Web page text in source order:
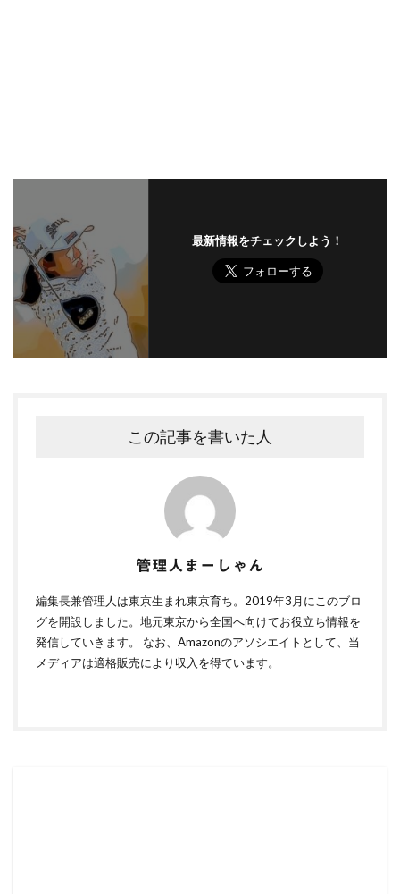
最新情報をチェックしよう！
この記事を書いた人
管理人まーしゃん
編集長兼管理人は東京生まれ東京育ち。2019年3月にこのブロ
グを開設しました。地元東京から全国へ向けてお役立ち情報を
発信していきます。 なお、Amazonのアソシエイトとして、当
メディアは適格販売により収入を得ています。